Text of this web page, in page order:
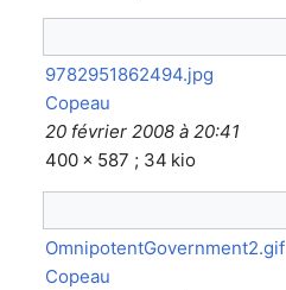
9782951862494.jpg
Copeau
20 février 2008 à 20:41
400 × 587 ; 34 kio
OmnipotentGovernment2.gif
Copeau